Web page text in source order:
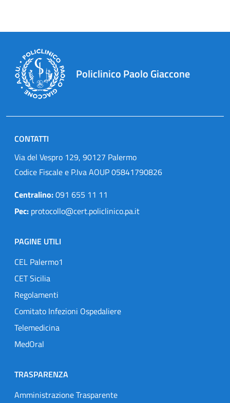
Policlinico Paolo Giaccone
CONTATTI
Via del Vespro 129, 90127 Palermo
Codice Fiscale e P.Iva AOUP 05841790826
Centralino:091 655 11 11
Pec: protocollo@cert.policlinico.pa.it
PAGINE UTILI
CEL Palermo1
CET Sicilia
Regolamenti
Comitato Infezioni Ospedaliere
Telemedicina
MedOral
TRASPARENZA
Amministrazione Trasparente